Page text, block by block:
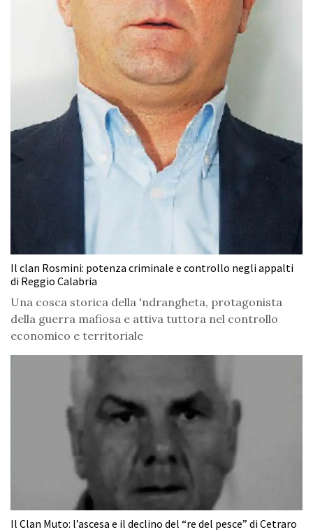
Il clan Rosmini: potenza criminale e controllo negli appalti
di Reggio Calabria
Una cosca storica della 'ndrangheta, protagonista
della guerra mafiosa e attiva tuttora nel controllo
economico e territoriale
Il Clan Muto: l’ascesa e il declino del “re del pesce” di Cetraro